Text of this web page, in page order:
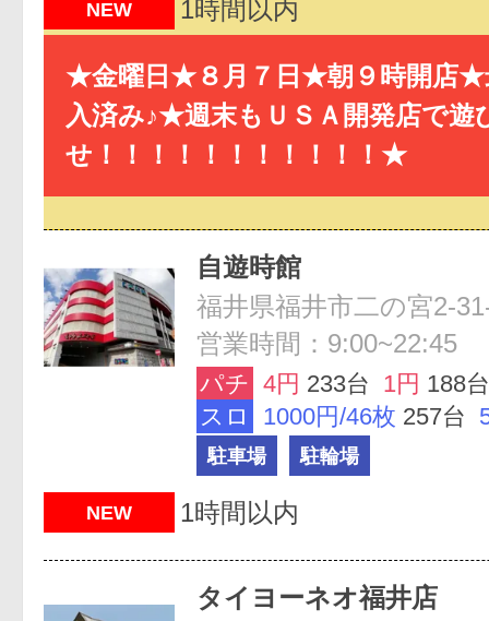
NEW 1時間以内
★金曜日★８月７日★朝９時開店★
入済み♪★週末もＵＳＡ開発店で遊
せ！！！！！！！！！！！★
自遊時館
福井県福井市二の宮2-
営業時間：9:00~22:45
パチ 4円 233台 1円 188台
スロ
1000円/46枚 257台
駐車場 駐輪場
NEW 1時間以内
タイヨーネオ福井店